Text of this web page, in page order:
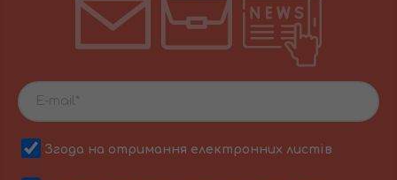
Згода на отримання електронних листів